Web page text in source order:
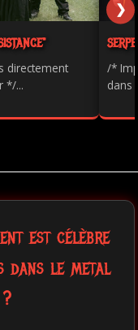
directement
*/...
/*
dans
❯
est célèbre
le metal
?